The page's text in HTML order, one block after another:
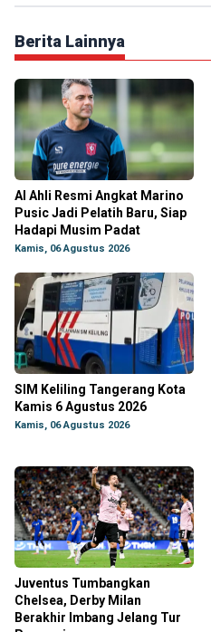
Berita Lainnya
Al Ahli Resmi Angkat Marino
Pusic Jadi Pelatih Baru, Siap
Hadapi Musim Padat
Kamis, 06 Agustus 2026
SIM Keliling Tangerang Kota
Kamis 6 Agustus 2026
Kamis, 06 Agustus 2026
Juventus Tumbangkan
Chelsea, Derby Milan
Berakhir Imbang Jelang Tur